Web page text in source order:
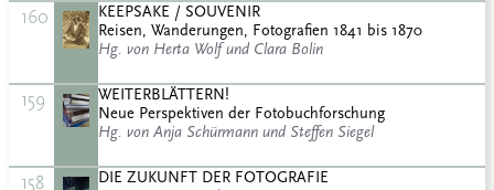
160
KEEPSAKE / SOUVENIR
Reisen, Wanderungen, Fotografien 1841 bis 1870
Hg. von Herta Wolf und Clara Bolin
159
WEITERBLÄTTERN!
Neue Perspektiven der Fotobuchforschung
Hg. von Anja Schürmann und Steffen Siegel
158
DIE ZUKUNFT DER FOTOGRAFIE